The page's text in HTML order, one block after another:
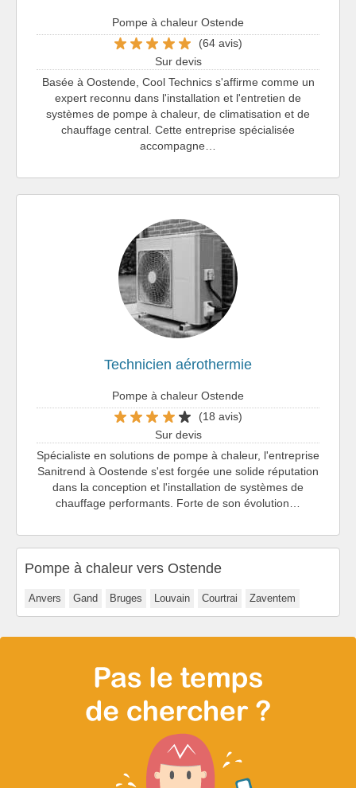
Pompe à chaleur Ostende
(64 avis)
Sur devis
Basée à Oostende, Cool Technics s'affirme comme un
expert reconnu dans l'installation et l'entretien de
systèmes de pompe à chaleur, de climatisation et de
chauffage central. Cette entreprise spécialisée
accompagne…
Technicien aérothermie
Pompe à chaleur Ostende
(18 avis)
Sur devis
Spécialiste en solutions de pompe à chaleur, l'entreprise
Sanitrend à Oostende s'est forgée une solide réputation
dans la conception et l'installation de systèmes de
chauffage performants. Forte de son évolution…
Pompe à chaleur vers Ostende
Anvers Gand Bruges Louvain Courtrai Zaventem